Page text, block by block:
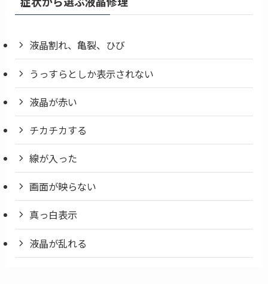
液晶割れ、亀裂、ひび
うっすらとしか表示されない
液晶が赤い
チカチカする
線が入った
画面が映らない
真っ白表示
液晶が乱れる